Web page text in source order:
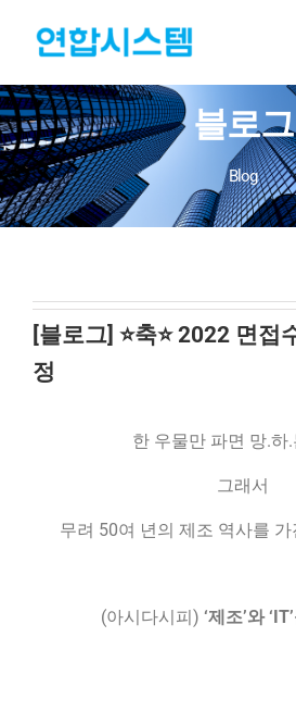
content
정밀기계부품
베어링
바로팩토리
채용
문의
블로그
Blog
[블로그] ⭐️축⭐️ 2022 면접
정
한 우물만 파면 망.하.
그래서
무려 50여 년의 제조 역사를
(아시다시피) ‘제조’와